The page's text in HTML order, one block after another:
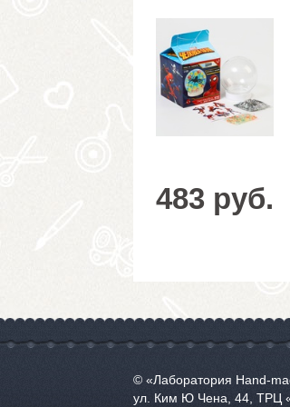
483 руб.
© «Лаборатория Hand-
ул. Ким Ю Чена, 44, ТРЦ